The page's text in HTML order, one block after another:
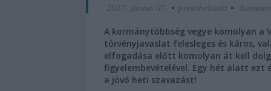
2017. június 07. presshelsinki
A kormánytöbbség vegye komolyan a
törvényjavaslat felesleges és káros,
elfogadása előtt komolyan át kell
figyelembevételével. Egy hét alatt ezt
a jövő heti szavazást!